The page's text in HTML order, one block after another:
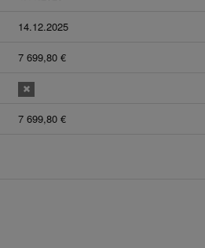
14.12.2025
7 699,80 €
7 699,80 €